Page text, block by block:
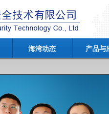
海湾动态 产品与